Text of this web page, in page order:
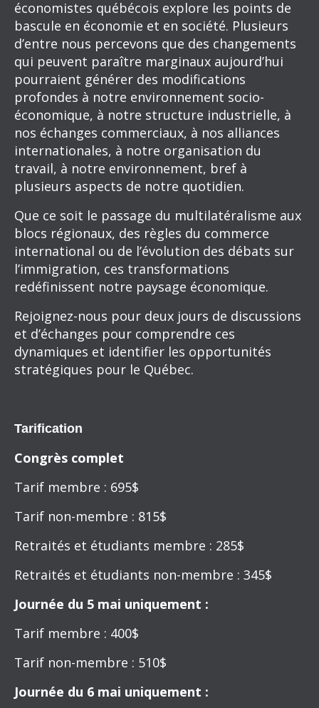
économistes québécois explore les points de
bascule en économie et en société. Plusieurs
d’entre nous percevons que des changements
qui peuvent paraître marginaux aujourd’hui
pourraient générer des modifications
profondes à notre environnement socio-
économique, à notre structure industrielle, à
nos échanges commerciaux, à nos alliances
internationales, à notre organisation du
travail, à notre environnement, bref à
plusieurs aspects de notre quotidien.
Que ce soit le passage du multilatéralisme aux
blocs régionaux, des règles du commerce
international ou de l’évolution des débats sur
l’immigration, ces transformations
redéfinissent notre paysage économique.
Rejoignez-nous pour deux jours de discussions
et d’échanges pour comprendre ces
dynamiques et identifier les opportunités
stratégiques pour le Québec.
Tarification
Congrès complet
Tarif membre : 695$
Tarif non-membre : 815$
Retraités et étudiants membre : 285$
Retraités et étudiants non-membre : 345$
Journée du 5 mai uniquement :
Tarif membre : 400$
Tarif non-membre : 510$
Journée du 6 mai uniquement :